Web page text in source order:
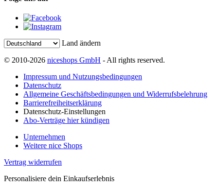
Land ändern
© 2010-2026 niceshops GmbH - All rights reserved.
Impressum und Nutzungsbedingungen
Datenschutz
Allgemeine Geschäftsbedingungen und Widerrufsbelehrung
Barrierefreiheitserklärung
Datenschutz-Einstellungen
Abo-Verträge hier kündigen
Unternehmen
Weitere nice Shops
Vertrag widerrufen
Personalisiere dein Einkaufserlebnis